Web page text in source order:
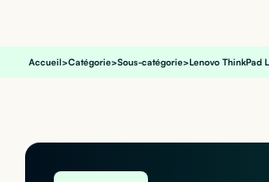
Accueil>Catégorie>Sous-catégorie>Lenovo ThinkPad